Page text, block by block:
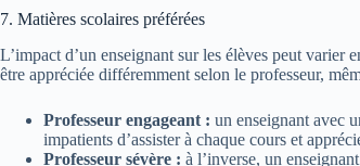
7. Matières scolaires préférées
L’impact d’un enseignant sur les élèves peut varier
être appréciée différemment selon le professeur,
Professeur engageant : un enseignant avec
impatients d’assister à chaque cours et
Professeur sévère : à l’inverse, un